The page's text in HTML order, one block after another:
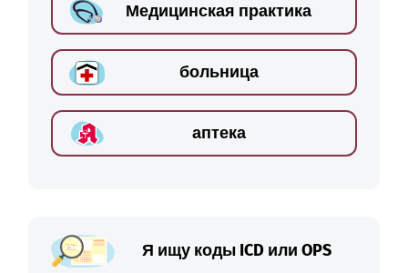
Медицинская практика
больница
аптека
Я ищу коды ICD или OPS